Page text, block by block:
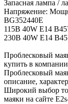
Запасная лампа /
Напряжение:
BG352440E
115В 40W E14
230В 40W E14
Проблесковый
купить в
Проблесковый
описание,
Широкий выбор
маяки на сайте